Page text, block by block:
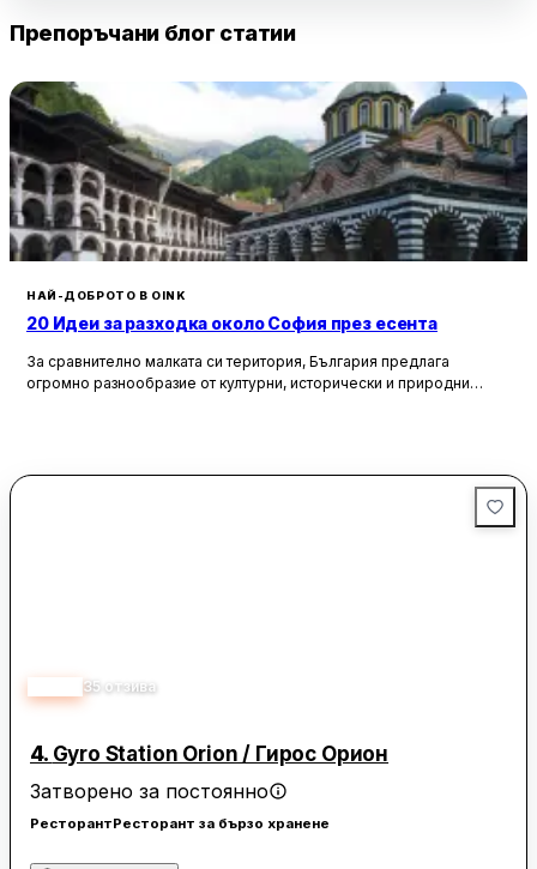
Препоръчани блог статии
НАЙ-ДОБРОТО В OINK
20 Идеи за разходка около София през есента
За сравнително малката си територия, България предлага
огромно разнообразие от културни, исторически и природни
сезон планините около столицата предлагат чист въздух, красива
35 отзива
4. Gyro Station Orion / Гирос Орион
Затворено за постоянно
РесторантРесторант за бързо хранене